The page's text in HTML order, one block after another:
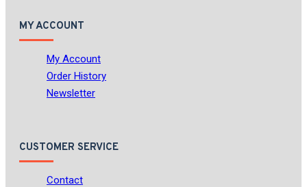
MY ACCOUNT
My Account
Order History
Newsletter
CUSTOMER SERVICE
Contact